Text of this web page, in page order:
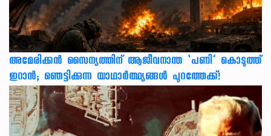
അമേരിക്കൻ സൈന്യത്തിന് ആജീവനാന്ത ‘പണി’ കൊടുത്ത്
ഇറാൻ; ഞെട്ടിക്കുന്ന യാഥാർത്ഥ്യങ്ങൾ പുറത്തേക്ക്!